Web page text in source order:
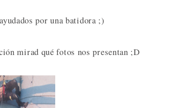
por una batidora ;)
mirad qué fotos nos presentan ;D